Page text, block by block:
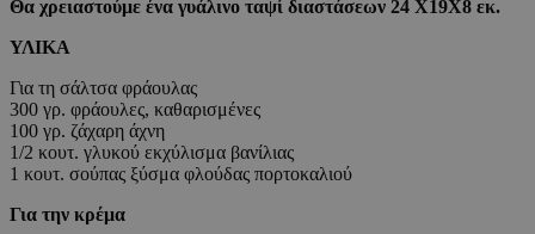
Θα χρειαστούμε ένα γυάλινο ταψί διαστάσεων 24 Χ19Χ8 εκ.
ΥΛΙΚΑ
Για τη σάλτσα φράουλας
300 γρ. φράουλες, καθαρισμένες
100 γρ. ζάχαρη άχνη
1/2 κουτ. γλυκού εκχύλισμα βανίλιας
1 κουτ. σούπας ξύσμα φλούδας πορτοκαλιού
Για την κρέμα